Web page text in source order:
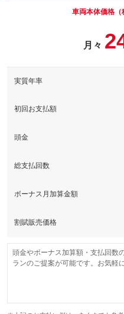
このパッ
このパッ
車両本体価格（
月々
実質年率
初回お支払額
頭金
総支払回数
ボーナス月加算金額
割賦販売価格
頭金やボーナス加算額・支払回数
ランのご提案が可能です。お気軽